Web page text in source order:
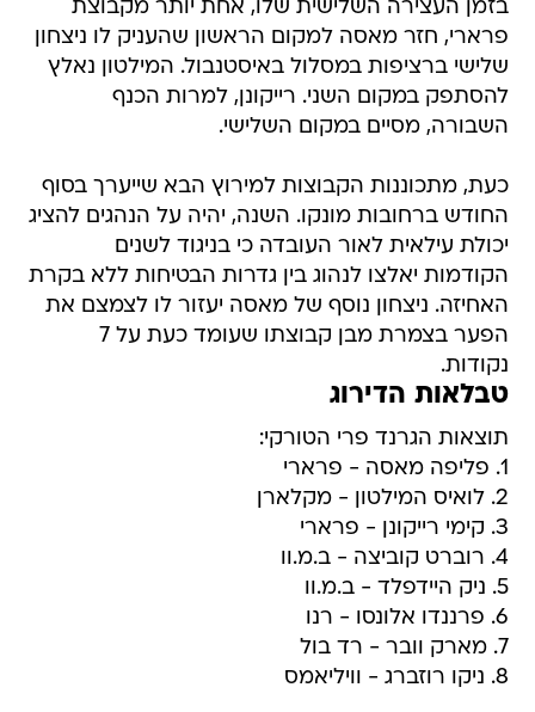
בזמן העצירה השלישית שלו, אחת יותר מקבוצת
פרארי, חזר מאסה למקום הראשון שהעניק לו ניצחון
שלישי ברציפות במסלול באיסטנבול. המילטון נאלץ
להסתפק במקום השני. רייקונן, למרות הכנף
השבורה, מסיים במקום השלישי.
כעת, מתכוננות הקבוצות למירוץ הבא שייערך בסוף
החודש ברחובות מונקו. השנה, יהיה על הנהגים להציג
יכולת עילאית לאור העובדה כי בניגוד לשנים
הקודמות יאלצו לנהוג בין גדרות הבטיחות ללא בקרת
האחיזה. ניצחון נוסף של מאסה יעזור לו לצמצם את
הפער בצמרת מבן קבוצתו שעומד כעת על 7
נקודות.
טבלאות הדירוג
תוצאות הגרנד פרי הטורקי:
1. פליפה מאסה - פרארי
2. לואיס המילטון - מקלארן
3. קימי רייקונן - פרארי
4. רוברט קוביצה - ב.מ.וו
5. ניק היידפלד - ב.מ.וו
6. פרננדו אלונסו - רנו
7. מארק וובר - רד בול
8. ניקו רוזברג - וויליאמס